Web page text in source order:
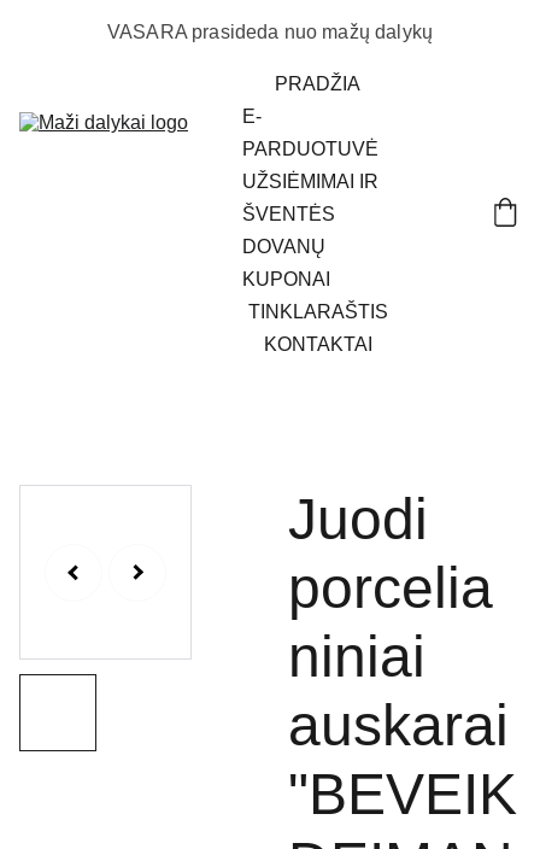
VASARA prasideda nuo mažų dalykų
PRADŽIA
E-
PARDUOTUVĖ
UŽSIĖMIMAI IR
ŠVENTĖS
DOVANŲ
KUPONAI
TINKLARAŠTIS
KONTAKTAI
Juodi
porcelia
niniai
auskarai
"BEVEIK